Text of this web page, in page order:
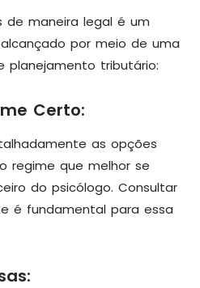
de maneira legal é um
por meio de uma
planejamento tributário:
Certo:
as opções
regime que melhor se
do psicólogo. Consultar
é fundamental para essa